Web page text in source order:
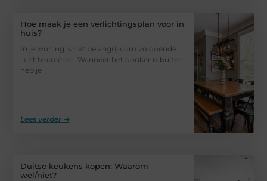
Hoe maak je een verlichtingsplan voor in
huis?
In je woning is het belangrijk om voldoende
licht te creëren. Wanneer het donker is buiten
heb je
Lees verder ➜
Duitse keukens kopen: Waarom
wel/niet?